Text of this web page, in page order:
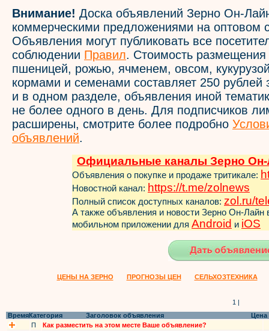
Внимание! Доска объявлений Зерно Он-
коммерческими предложениями на оптовом
Объявления могут публиковать все
соблюдении Правил. Стоимость
пшеницей, рожью, ячменем, овсом,
кормами и семенами составляет 250 рублей
и в одном разделе, объявления иной
не более одного в день. Для подписчиков
расширены, смотрите более подробно
объявлений.
Официальные каналы Зерно Он-
Объявления о покупке и продаже тритикале:
Новостной канал: https://t.me/zol news
Полный список доступных каналов: zol.ru/
А также объявления и новости Зерно Он-Лайн
мобильном приложении для Android и iOS
ЦЕНЫ НА ЗЕРНО ПРОГНОЗЫ ЦЕН СЕЛЬХОЗТЕХНИКА
1 |
ВремяКатегория Заголовок объявления
Цена
П
Как разместить на этом месте Ваше объявление?